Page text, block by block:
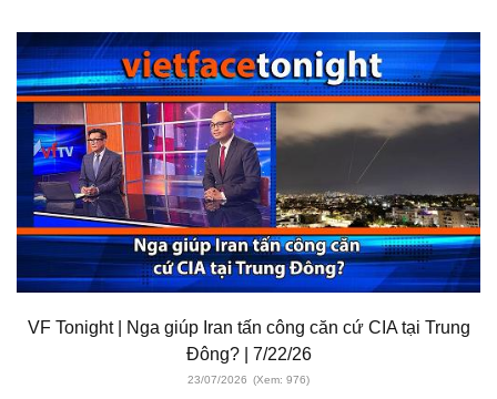
VF Tonight | Nga giúp Iran tấn công căn cứ CIA tại Trung
Đông? | 7/22/26
23/07/2026 (Xem: 976)